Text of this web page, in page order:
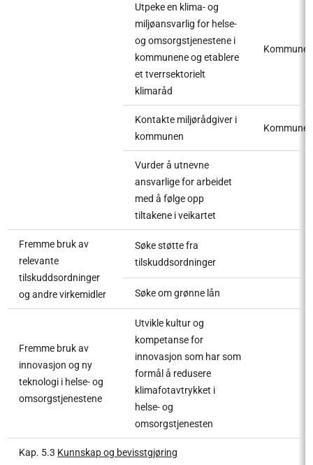
Utpeke en klima- og
miljøansvarlig for helse-
og omsorgstjenestene i
kommunene og etablere
et tverrsektorielt
klimaråd
Kommune
Kontakte miljørådgiver i
kommunen
Kommune
Vurder å utnevne
ansvarlige for arbeidet
med å følge opp
tiltakene i veikartet
Fremme bruk av
relevante
tilskuddsordninger
og andre virkemidler
Søke støtte fra
tilskuddsordninger
Søke om grønne lån
Fremme bruk av
innovasjon og ny
teknologi i helse- og
omsorgstjenestene
Utvikle kultur og
kompetanse for
innovasjon som har som
formål å redusere
klimafotavtrykket i
helse- og
omsorgstjenesten
Kap. 5.3 Kunnskap og bevisstgjøring